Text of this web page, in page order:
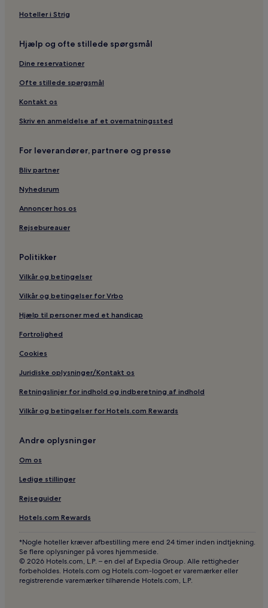
Hoteller i Strig
Hjælp og ofte stillede spørgsmål
Dine reservationer
Ofte stillede spørgsmål
Kontakt os
Skriv en anmeldelse af et overnatningssted
For leverandører, partnere og presse
Bliv partner
Nyhedsrum
Annoncer hos os
Rejsebureauer
Politikker
Vilkår og betingelser
Vilkår og betingelser for Vrbo
Hjælp til personer med et handicap
Fortrolighed
Cookies
Juridiske oplysninger/Kontakt os
Retningslinjer for indhold og indberetning af indhold
Vilkår og betingelser for Hotels.com Rewards
Andre oplysninger
Om os
Ledige stillinger
Rejseguider
Hotels.com Rewards
*Nogle hoteller kræver afbestilling mere end 24 timer inden indtjekning.
Se flere oplysninger på vores hjemmeside.
© 2026 Hotels.com, L.P. – en del af Expedia Group. Alle rettigheder
forbeholdes. Hotels.com og Hotels.com-logoet er varemærker eller
registrerende varemærker tilhørende Hotels.com, L.P.